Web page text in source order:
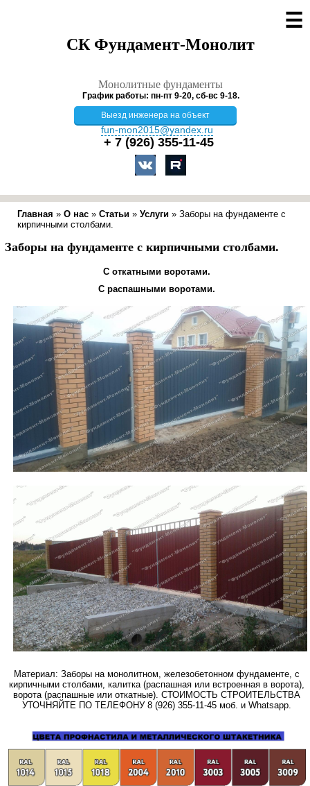
СК Фундамент-Монолит
Монолитные фундаменты
График работы: пн-пт 9-20, сб-вс 9-18.
Выезд инженера на объект
fun-mon2015@yandex.ru
+ 7 (926) 355-11-45
☰
Главная » О нас » Статьи » Услуги » Заборы на фундаменте с
кирпичными столбами.
Заборы на фундаменте с кирпичными столбами.
С откатными воротами.
С распашными воротами.
Материал: Заборы на монолитном, железобетонном фундаменте, с
кирпичными столбами, калитка (распашная или встроенная в ворота),
ворота (распашные или откатные). СТОИМОСТЬ СТРОИТЕЛЬСТВА
УТОЧНЯЙТЕ ПО ТЕЛЕФОНУ 8 (926) 355-11-45 моб. и Whatsapp.